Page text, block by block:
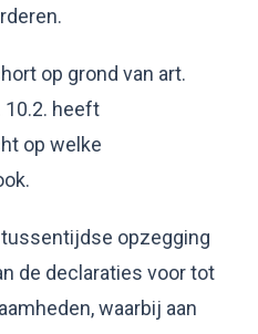
op grond van art.
10.2. heeft
op welke
opzegging
de declaraties voor tot
waarbij aan